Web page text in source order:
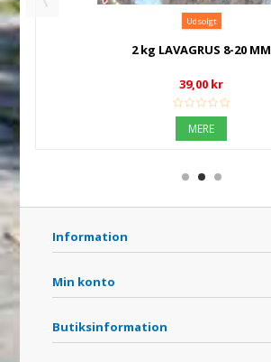
Udsolgt
2 kg LAVAGRUS 8-20 MM
39,00 kr
MERE
Information
Min konto
Butiksinformation